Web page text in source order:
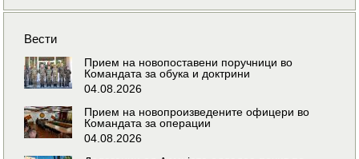
Вести
Прием на новопоставени поручници во
Командата за обука и доктрини
04.08.2026
Прием на новопроизведените офицери во
Командата за операции
04.08.2026